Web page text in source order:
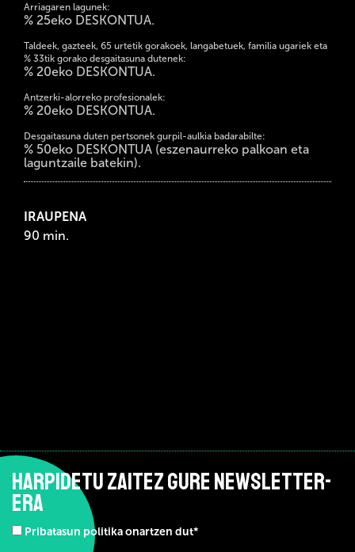
Arriagaren lagunek:
% 25eko DESKONTUA.
Taldeek, gazteek, 65 urtetik gorakoek, langabetuek, familia ugariek eta
% 33tik gorako desgaitasuna dutenek:
% 20eko DESKONTUA.
Antzerki-alorreko profesionalek:
% 20eko DESKONTUA.
Desgaitasuna duten pertsonek gurpil-aulkia badarabilte:
% 50eko DESKONTUA (eszenaurreko palkoan eta
laguntzaile batekin).
IRAUPENA
90 min.
HARPIDETU ZAITEZ GURE NEWSLETTER-
ERA
Pribatasun politika onartzen dut*